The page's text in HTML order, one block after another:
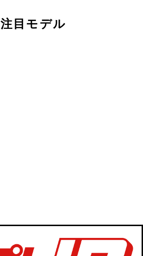
注目モデル